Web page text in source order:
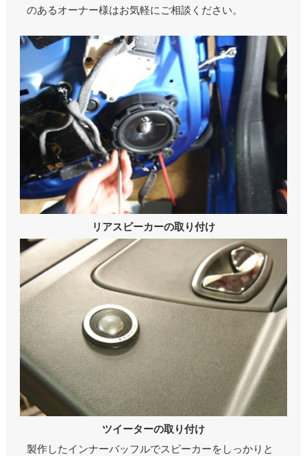
のあるオーナー様はお気軽にご相談ください。
リアスピーカーの取り付け
ツイーターの取り付け
製作したインナーバッフルでスピーカーをしっかりと